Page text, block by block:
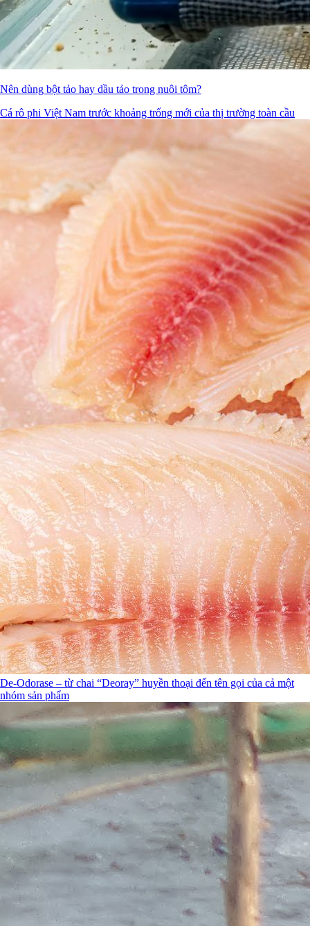
Nên dùng bột tảo hay dầu tảo trong nuôi tôm?
Cá rô phi Việt Nam trước khoảng trống mới của thị trường toàn cầu
De-Odorase – từ chai “Deoray” huyền thoại đến tên gọi của cả một
nhóm sản phẩm